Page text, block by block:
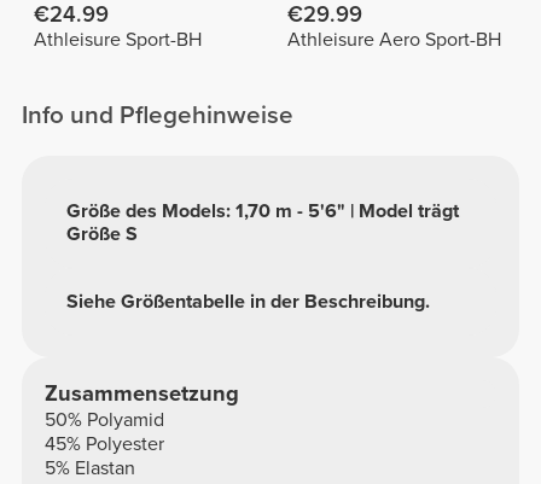
€24.99
Athleisure Sport-BH
€29.99
Athleisure Aero Sport-BH
Info und Pflegehinweise
Siehe Größentabelle in der Beschreibung.
Größe des Models: 1,70 m - 5'6" | Model trägt
Größe S
Zusammensetzung
50% Polyamid
45% Polyester
5% Elastan